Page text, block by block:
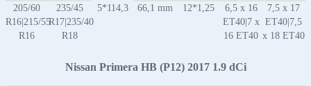
205/60
R16|215/55
R16
235/45
R17|235/40
R18
5*114,3 66,1 mm 12*1,25
6,5 x 16
ET40|7 x
16 ET40
7,5 x 17
ET40|7,5
x 18 ET40
Nissan Primera HB (P12) 2017 1.9 dCi